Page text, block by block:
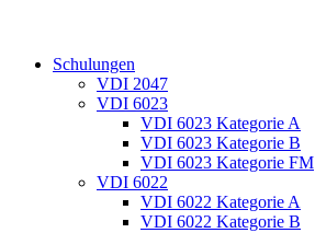
Schulungen
VDI 2047
VDI 6023
VDI 6023 Kategorie A
VDI 6023 Kategorie B
VDI 6023 Kategorie FM
VDI 6022
VDI 6022 Kategorie A
VDI 6022 Kategorie B